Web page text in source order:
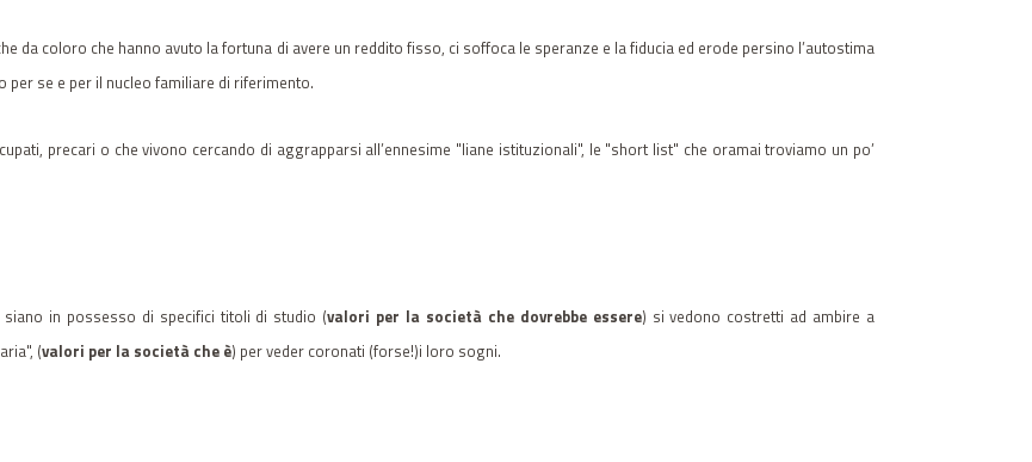
da coloro che hanno avuto la fortuna di avere un reddito fisso, ci soffoca le speranze e la fiducia ed erode persino l’autostima
per se e per il nucleo familiare di riferimento.
precari o che vivono cercando di aggrapparsi all’ennesime "liane istituzionali", le "short list" che oramai troviamo un po’
in possesso di specifici titoli di studio (valori per la società che dovrebbe essere) si vedono costretti ad ambire a
(valori per la società che è) per veder coronati (forse!)i loro sogni.